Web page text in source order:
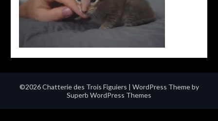
©2026 Chatterie des Trois Figuiers | WordPress Theme by
Superb WordPress Themes